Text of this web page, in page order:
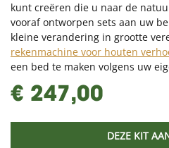
kunt creëren die u naar de
vooraf ontworpen sets aan uw
kleine verandering in grootte
rekenmachine voor houten
een bed te maken volgens uw
€ 247,00
DEZE KIT